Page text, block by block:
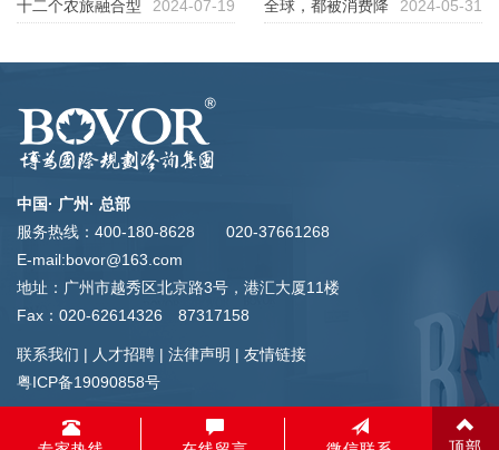
来越大
慧农场如何解决传统农业发展痛
2024-07-19
十二个农旅融合型
十足
太空农业：种菜、养鱼正在加速
2024-05-31
全球，都被消费降
中国· 广州· 总部
服务热线：400-180-8628 020-37661268
E-mail:bovor@163.com
地址：广州市越秀区北京路3号，港汇大厦11楼
Fax：020-62614326 87317158
联系我们 | 人才招聘 | 法律声明 | 友情链接
粤ICP备19090858号